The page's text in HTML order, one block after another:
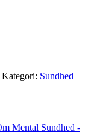
Kategori: Sundhed